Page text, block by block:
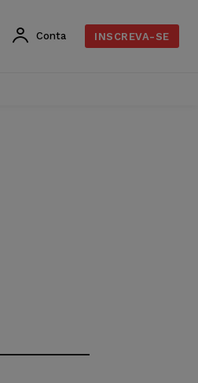
Conta INSCREVA-SE